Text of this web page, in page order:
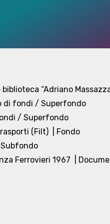
“Adriano
di fondi / Superfondo
/ Superfondo
(Filt)
| Fondo
| Subfondo
Ferrovieri 1967
|